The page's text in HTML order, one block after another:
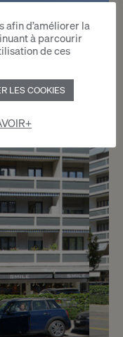
afin d’améliorer la
à parcourir
de ces
LES COOKIES